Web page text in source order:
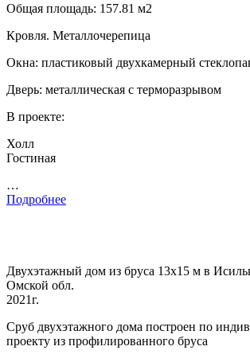
Общая площадь: 157.81 м2
Кровля. Металлочерепица
Окна: пластиковый двухкамерный
Дверь: металлическая с терморазрывом
В проекте:
Холл
Гостиная
…
Подробнее
Двухэтажный дом из бруса 13х15 м в
Омской обл.
2021г.
Сруб двухэтажного дома построен по
проекту из профилированного бруса